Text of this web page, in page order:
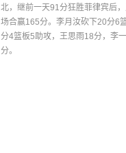
北，继前一天91分狂胜菲律宾后
场合赢165分。李月汝砍下20分6
分4篮板5助攻，王思雨18分，李
分。